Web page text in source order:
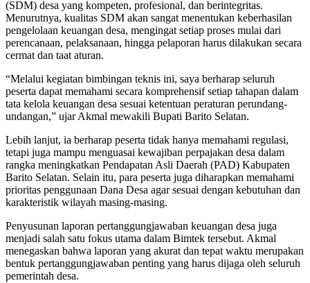
(SDM) desa yang kompeten, profesional, dan berintegritas.
Menurutnya, kualitas SDM akan sangat menentukan keberhasilan
pengelolaan keuangan desa, mengingat setiap proses mulai dari
perencanaan, pelaksanaan, hingga pelaporan harus dilakukan secara
cermat dan taat aturan.
“Melalui kegiatan bimbingan teknis ini, saya berharap seluruh
peserta dapat memahami secara komprehensif setiap tahapan dalam
tata kelola keuangan desa sesuai ketentuan peraturan perundang-
undangan,” ujar Akmal mewakili Bupati Barito Selatan.
Lebih lanjut, ia berharap peserta tidak hanya memahami regulasi,
tetapi juga mampu menguasai kewajiban perpajakan desa dalam
rangka meningkatkan Pendapatan Asli Daerah (PAD) Kabupaten
Barito Selatan. Selain itu, para peserta juga diharapkan memahami
prioritas penggunaan Dana Desa agar sesuai dengan kebutuhan dan
karakteristik wilayah masing-masing.
Penyusunan laporan pertanggungjawaban keuangan desa juga
menjadi salah satu fokus utama dalam Bimtek tersebut. Akmal
menegaskan bahwa laporan yang akurat dan tepat waktu merupakan
bentuk pertanggungjawaban penting yang harus dijaga oleh seluruh
pemerintah desa.